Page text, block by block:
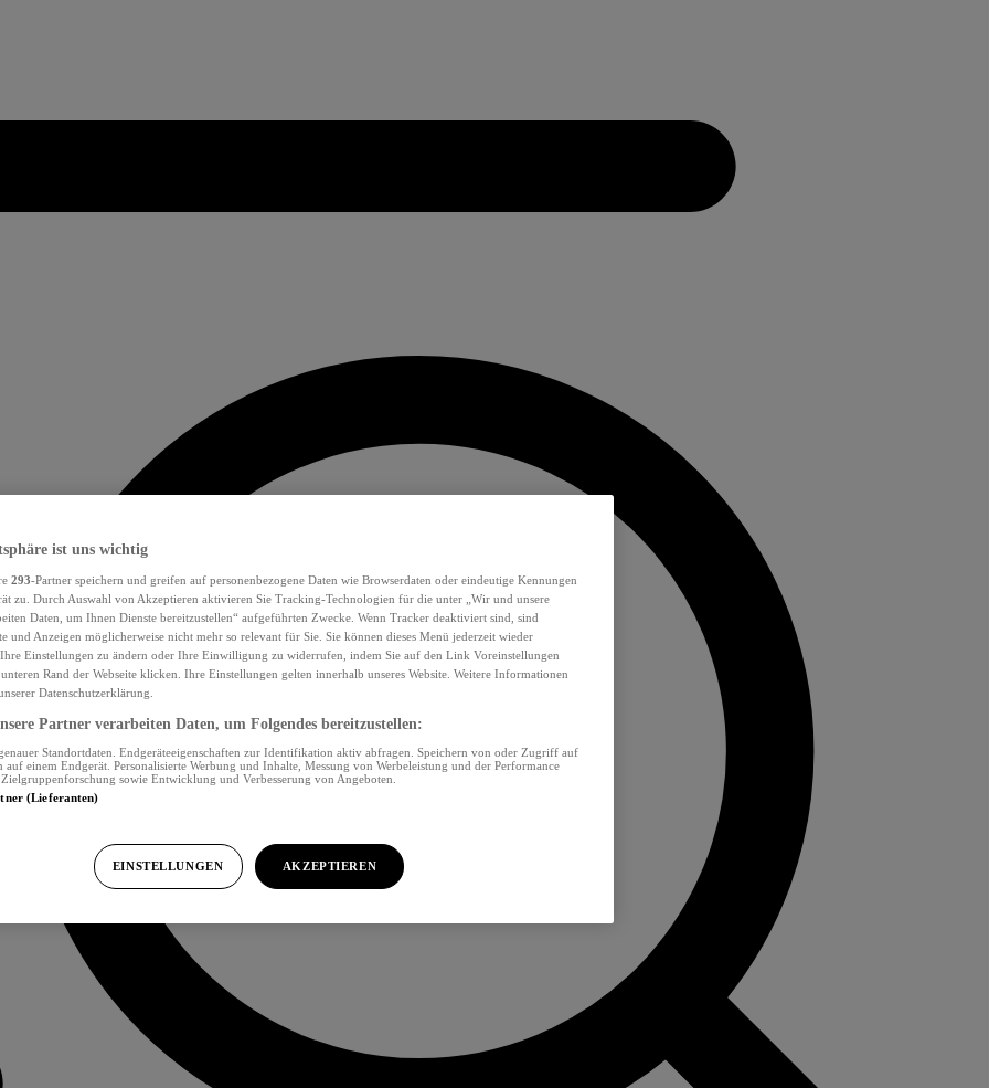
ist uns wichtig
293-Partner speichern und greifen auf personenbezogene Daten wie Browserdaten oder eindeutige Kennungen
zu. Durch Auswahl von Akzeptieren aktivieren Sie Tracking-Technologien für die unter „Wir und unsere
Daten, um Ihnen Dienste bereitzustellen“ aufgeführten Zwecke. Wenn Tracker deaktiviert sind, sind
und Anzeigen möglicherweise nicht mehr so relevant für Sie. Sie können dieses Menü jederzeit wieder
Einstellungen zu ändern oder Ihre Einwilligung zu widerrufen, indem Sie auf den Link Voreinstellungen
Rand der Webseite klicken. Ihre Einstellungen gelten innerhalb unseres Website. Weitere Informationen
Datenschutzerklärung.
Partner verarbeiten Daten, um Folgendes bereitzustellen:
Standortdaten. Endgeräteeigenschaften zur Identifikation aktiv abfragen. Speichern von oder Zugriff auf
einem Endgerät. Personalisierte Werbung und Inhalte, Messung von Werbeleistung und der Performance
sowie Entwicklung und Verbesserung von Angeboten.
(Lieferanten)
EINSTELLUNGEN AKZEPTIEREN